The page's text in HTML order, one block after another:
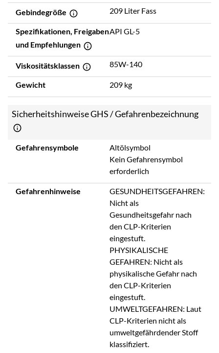
Gebindegröße 209 Liter Fass
Spezifikationen, Freigaben
und Empfehlungen
API GL-5
Viskositätsklassen 85W-140
Gewicht 209 kg
Sicherheitshinweise GHS / Gefahrenbezeichnung
Gefahrensymbole
Altölsymbol
Kein Gefahrensymbol
erforderlich
Gefahrenhinweise
GESUNDHEITSGEFAHREN:
Nicht als
Gesundheitsgefahr nach
den CLP-Kriterien
eingestuft.
PHYSIKALISCHE
GEFAHREN: Nicht als
physikalische Gefahr nach
den CLP-Kriterien
eingestuft.
UMWELTGEFAHREN: Laut
CLP-Kriterien nicht als
umweltgefährdender Stoff
klassifiziert.